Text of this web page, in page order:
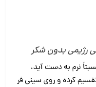
رژیمی بدون شکر
نرم به دست آید،
کرده و روی سینی فر